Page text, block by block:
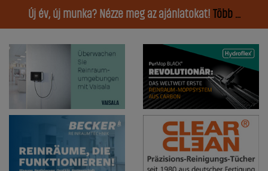
Új év, új munka? Nézze meg az ajánlatokat! Több ...